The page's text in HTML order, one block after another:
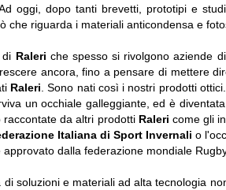
oggi, dopo tanti brevetti, prototipi e
che riguarda i materiali anticondensa e
di Raleri che spesso si rivolgono aziende
ancora, fino a pensare di mettere
Raleri . Sono nati così i nostri prodotti
un occhiale galleggiante, ed è
raccontate da altri prodotti Raleri come gli
Italiana di Sport Invernali o
approvato dalla federazione mondiale
di soluzioni e materiali ad alta tecnologia